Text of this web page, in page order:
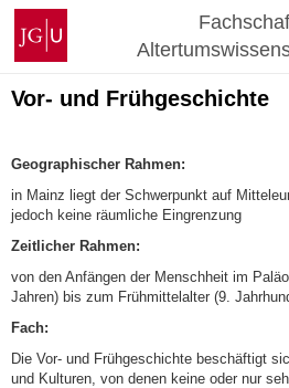
Zum
Inhalt
springen
Johannes
Gutenberg-
Universität
Mainz
Vor- und Frühgeschichte
Geographischer Rahmen:
in Mainz liegt der Schwerpunkt auf
jedoch keine räumliche Eingrenzung
Zeitlicher Rahmen:
von den Anfängen der Menschheit im
Jahren) bis zum Frühmittelalter (9.
Fach:
Die Vor- und Frühgeschichte beschäftigt
und Kulturen, von denen keine oder nur